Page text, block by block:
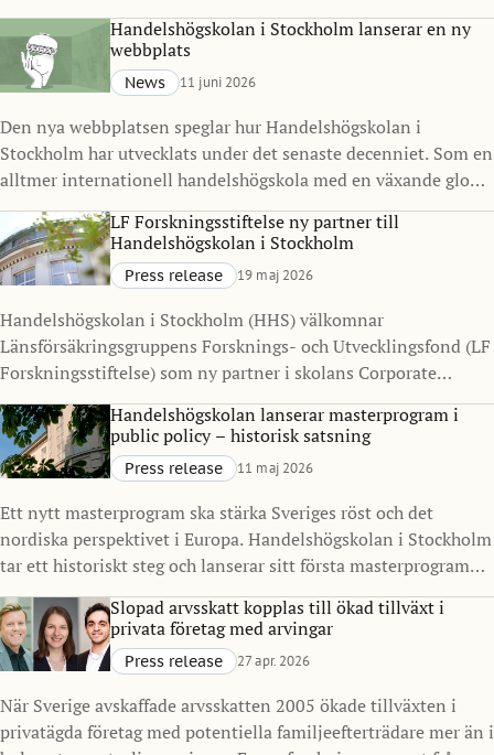
Management Program vid Handelshögskolan i Stockholm
under det senaste decenniet och visar hur ledarskap, reflektion
och kreativitet kan göra avtryck långt utanför klassrummet.
Handelshögskolan i Stockholm lanserar en ny
webbplats
News 11 juni 2026
Den nya webbplatsen speglar hur Handelshögskolan i
Stockholm har utvecklats under det senaste decenniet. Som en
alltmer internationell handelshögskola med en växande global
gemenskap ville vi skapa en digital närvaro som bättre
representerar vilka vi är idag och vart vi är på väg.
LF Forskningsstiftelse ny partner till
Handelshögskolan i Stockholm
Press release 19 maj 2026
Handelshögskolan i Stockholm (HHS) välkomnar
Länsförsäkringsgruppens Forsknings- och Utvecklingsfond (LF
Forskningsstiftelse) som ny partner i skolans Corporate
Partnership Program. Samarbetet syftar till att stärka
kopplingen mellan akademi och näringsliv, med särskilt fokus
på finans, resiliens och samhällelig stabilitet i en tid präglad
av ökad komplexitet.
Handelshögskolan lanserar masterprogram i
public policy – historisk satsning
Press release 11 maj 2026
Ett nytt masterprogram ska stärka Sveriges röst och det
nordiska perspektivet i Europa. Handelshögskolan i Stockholm
tar ett historiskt steg och lanserar sitt första masterprogram
inriktat på offentlig sektor och policy. Master in Public Policy
(MPP), med start 2027, ska utbilda nästa generation
beslutsfattare för att möta komplexa samhällsutmaningar, i
Sverige och internationellt.
Slopad arvsskatt kopplas till ökad tillväxt i
privata företag med arvingar
Press release 27 apr. 2026
När Sverige avskaffade arvsskatten 2005 ökade tillväxten i
privatägda företag med potentiella familjeefterträdare mer än i